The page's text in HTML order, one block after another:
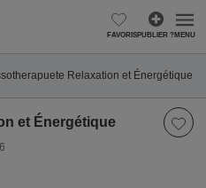
FAVORISPUBLIER ?MENU
Relaxation et Énergétique
et Énergétique